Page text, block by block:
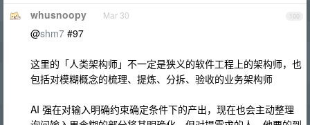
100
whusnoopy Mar 30
@shm7 #97
这里的「人类架构师」不一定是狭义的软件工程上的架构师，也
包括对模糊概念的梳理、提炼、分拆、验收的业务架构师
AI 强在对输入明确约束确定条件下的产出，现在也会主动整理